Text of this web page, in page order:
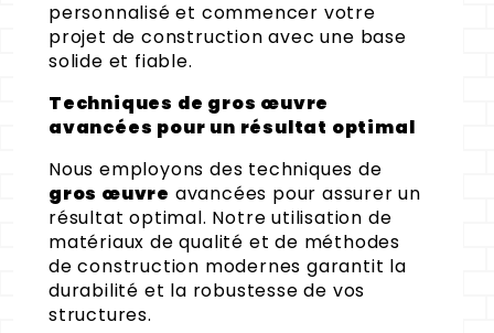
personnalisé et commencer votre
projet de construction avec une base
solide et fiable.
Techniques de gros œuvre
avancées pour un résultat optimal
Nous employons des techniques de
gros œuvre avancées pour assurer un
résultat optimal. Notre utilisation de
matériaux de qualité et de méthodes
de construction modernes garantit la
durabilité et la robustesse de vos
structures.